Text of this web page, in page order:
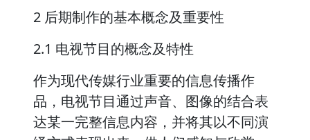
2 后期制作的基本概念及重要性
2.1 电视节目的概念及特性
作为现代传媒行业重要的信息传播作
品，电视节目通过声音、图像的结合表
达某一完整信息内容，并将其以不同演